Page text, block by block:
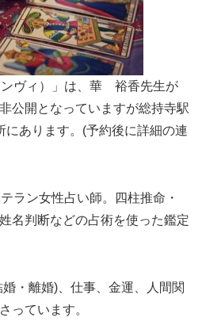
ンヴィ）」は、華 裕香先生が
公開となっていますが総持寺駅
にあります。(予約後に詳細の連
ラン女性占い師。四柱推命・
名判断などの占術を使った鑑定
・離婚)、仕事、金運、人間関
っています。